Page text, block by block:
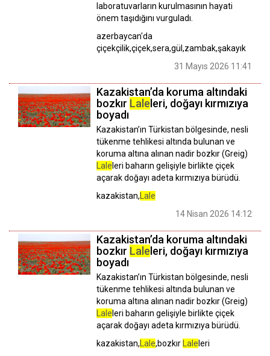
laboratuvarların kurulmasının hayati
önem taşıdığını vurguladı.
azerbaycan'da
çiçekçilik,çiçek,sera,gül,zambak,şakayık
31 Mayıs 2026 11:41
Kazakistan’da koruma altındaki
bozkır Lale leri, doğayı kırmızıya
boyadı
Kazakistan’ın Türkistan bölgesinde, nesli
tükenme tehlikesi altında bulunan ve
koruma altına alınan nadir bozkır (Greig)
Lale leri baharın gelişiyle birlikte çiçek
açarak doğayı adeta kırmızıya bürüdü.
kazakistan,Lale
14 Nisan 2026 14:12
Kazakistan’da koruma altındaki
bozkır Lale leri, doğayı kırmızıya
boyadı
Kazakistan’ın Türkistan bölgesinde, nesli
tükenme tehlikesi altında bulunan ve
koruma altına alınan nadir bozkır (Greig)
Lale leri baharın gelişiyle birlikte çiçek
açarak doğayı adeta kırmızıya bürüdü.
kazakistan,Lale,bozkır Lale leri